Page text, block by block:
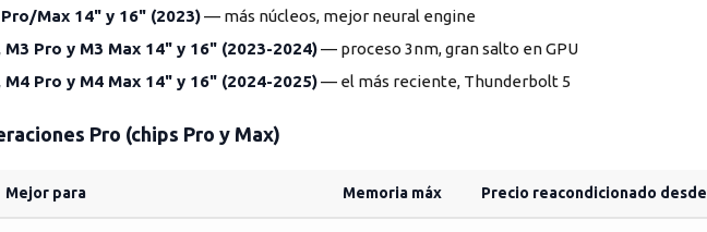
Max 14" y 16" (2023)— más núcleos, mejor neural engine
Pro y M3 Max 14" y 16" (2023-2024)— proceso 3nm, gran salto en GPU
Pro y M4 Max 14" y 16" (2024-2025)— el más reciente, Thunderbolt 5
Pro (chips Pro y Max)
Mejor para Memoria máx Precio reacondicionado desde